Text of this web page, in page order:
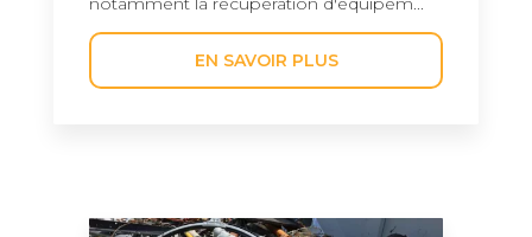
EN SAVOIR PLUS